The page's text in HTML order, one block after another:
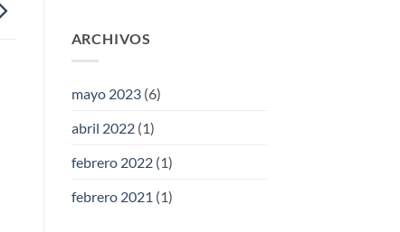
ARCHIVOS
mayo 2023(6)
abril 2022(1)
febrero 2022(1)
febrero 2021 (1)